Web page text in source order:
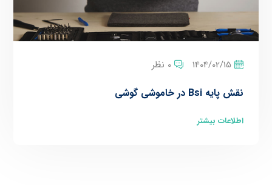
1404/02/15 0 نظر
نقش پایه Bsi در خاموشی گوشی
اطلاعات بیشتر